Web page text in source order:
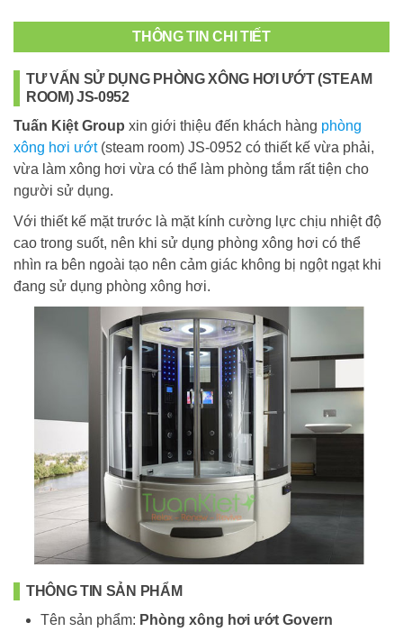
THÔNG TIN CHI TIẾT
TƯ VẤN SỬ DỤNG PHÒNG XÔNG HƠI ƯỚT (STEAM
ROOM) JS-0952
Tuấn Kiệt Group xin giới thiệu đến khách hàng phòng
xông hơi ướt(steam room) JS-0952 có thiết kế vừa phải,
vừa làm xông hơi vừa có thể làm phòng tắm rất tiện cho
người sử dụng.
Với thiết kế mặt trước là mặt kính cường lực chịu nhiệt độ
cao trong suốt, nên khi sử dụng phòng xông hơi có thể
nhìn ra bên ngoài tạo nên cảm giác không bị ngột ngạt khi
đang sử dụng phòng xông hơi.
THÔNG TIN SẢN PHẨM
Tên sản phẩm: Phòng xông hơi ướt Govern